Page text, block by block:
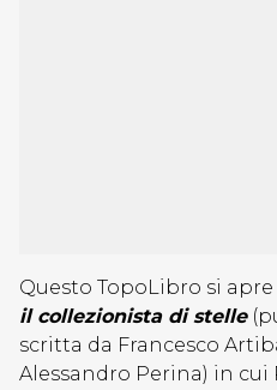
Questo TopoLibro si
il collezionista di stelle
scritta da Francesco
Alessandro Perina) in cui